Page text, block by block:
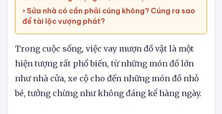
› Top 10 cây trừ tà đuổi ma nên trồng trước nhà
để khai thông vượng khí, hút tài lộc
› Sửa nhà có cần phải cúng không? Cúng ra sao
để tài lộc vượng phát?
Trong cuộc sống, việc vay mượn đồ vật là một
hiện tượng rất phổ biến, từ những món đồ lớn
như nhà cửa, xe cộ cho đến những món đồ nhỏ